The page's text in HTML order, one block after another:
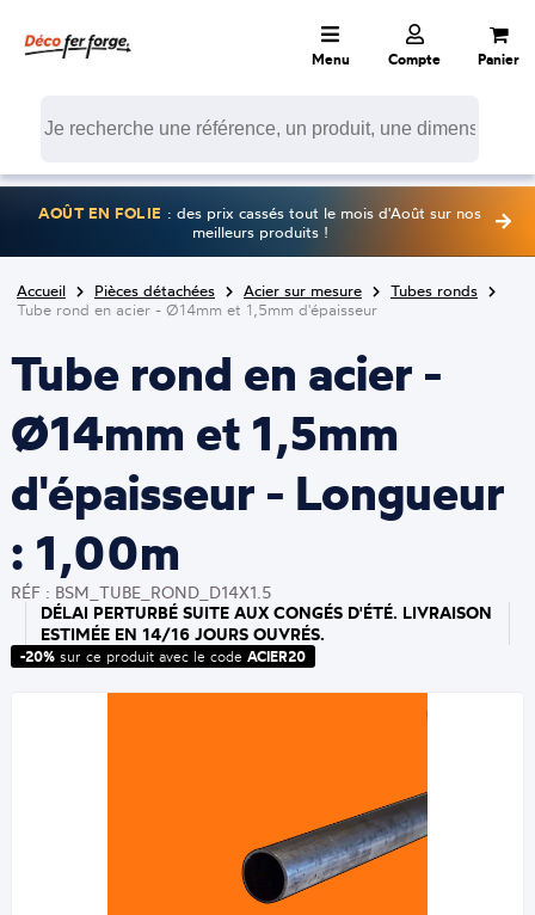
Menu Compte Panier
AOÛT EN FOLIE : des prix cassés tout le mois d'Août sur nos
meilleurs produits !
Accueil Pièces détachées Acier sur mesure
Tubes ronds
Tube rond en acier - Ø14mm et 1,5mm d'épaisseur
Tube rond en acier -
Ø14mm et 1,5mm
d'épaisseur - Longueur
: 1,00m
RÉF : BSM_TUBE_ROND_D14X1.5
DÉLAI PERTURBÉ SUITE AUX CONGÉS D'ÉTÉ. LIVRAISON
ESTIMÉE EN 14/16 JOURS OUVRÉS.
-20%sur ce produit avec le code ACIER20